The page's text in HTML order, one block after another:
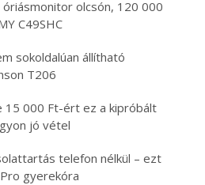
olcsón, 120 000
C49SHC
sokoldalúan állítható
T206
15 000 Ft-ért ez a kipróbált
jó vétel
telefon nélkül – ezt
gyerekóra